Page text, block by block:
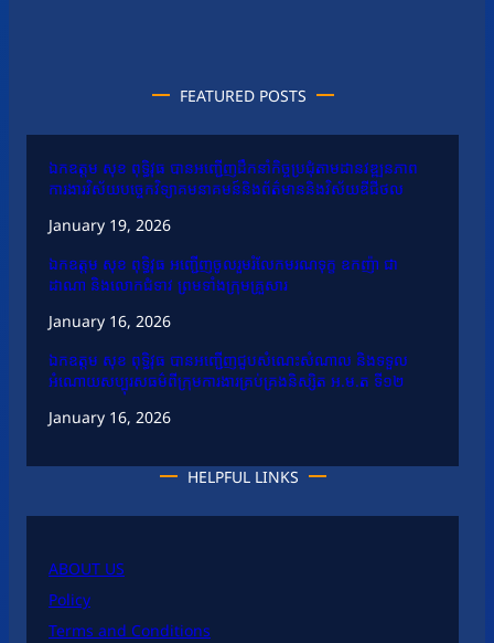
FEATURED POSTS
ឯកឧត្តម សុខ ពុទ្ធិវុធ បានអញ្ជើញដឹកនាំកិច្ចប្រជុំតាមដានវឌ្ឍនភាព
ការងារវិស័យបច្ចេកវិទ្យាគមនាគមន៍និងព័ត៌មាននិងវិស័យឌីជីថល
January 19, 2026
ឯកឧត្តម សុខ ពុទ្ធិវុធ អញ្ជើញចូលរួមរំលែកមរណទុក្ខ ឧកញ៉ា ជា
ដាណា និងលោកជំទាវ ព្រមទាំងក្រុមគ្រួសារ
January 16, 2026
ឯកឧត្តម សុខ ពុទ្ធិវុធ បានអញ្ជើញជួបសំណេះសំណាល និងទទួល
អំណោយសប្បុរសធម៌ពីក្រុមការងារគ្រប់គ្រងនិស្សិត អ.ម.ត ទី១២
January 16, 2026
HELPFUL LINKS
ABOUT US
Policy
Terms and Conditions